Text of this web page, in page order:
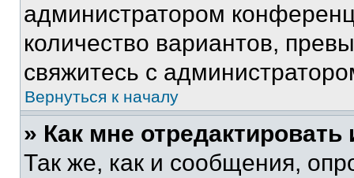
администратором
количество вариантов,
свяжитесь с
Вернуться к началу
» Как мне
Так же, как и сообщения,